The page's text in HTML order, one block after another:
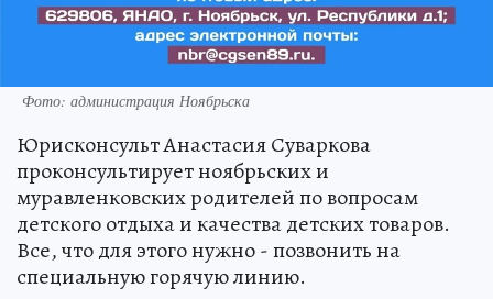
Фото: администрация Ноябрьска
Юрисконсульт Анастасия Суваркова
проконсультирует ноябрьских и
муравленковских родителей по вопросам
детского отдыха и качества детских товаров.
Все, что для этого нужно - позвонить на
специальную горячую линию.